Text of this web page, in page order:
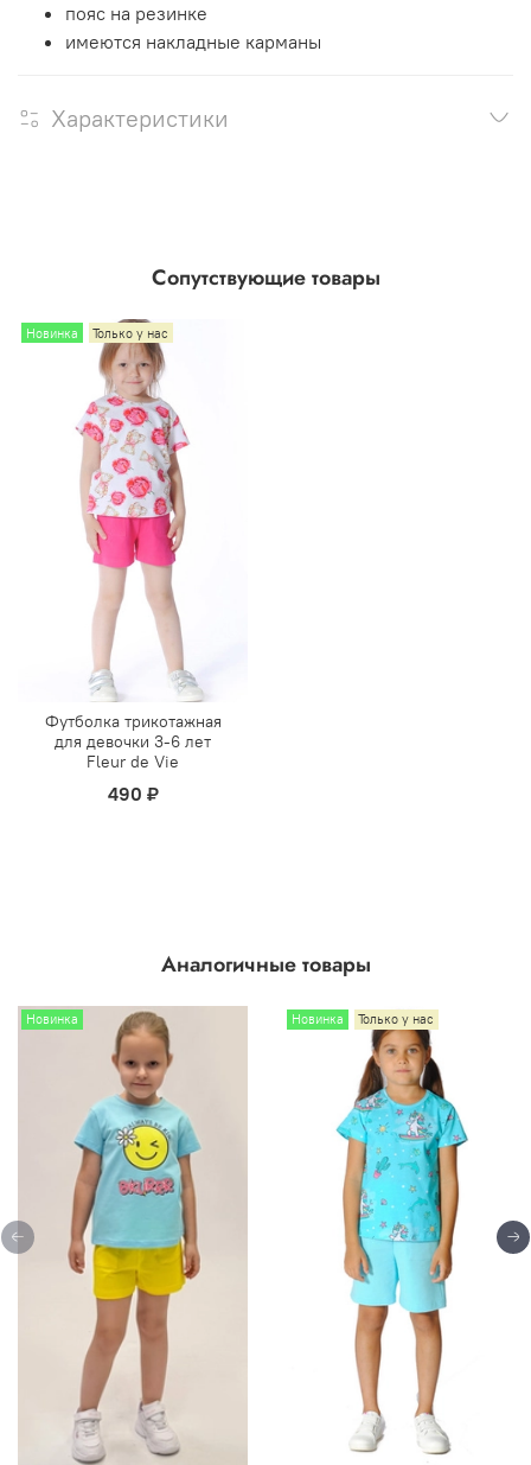
пояс на резинке
имеются накладные карманы
Характеристики
Сопутствующие товары
Новинка Только у нас
Футболка трикотажная
для девочки 3-6 лет
Fleur de Vie
490 ₽
Аналогичные товары
Новинка Новинка Только у нас